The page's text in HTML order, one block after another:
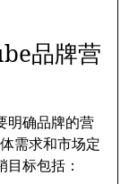
品牌营
明确品牌的营
需求和市场定
目标包括：